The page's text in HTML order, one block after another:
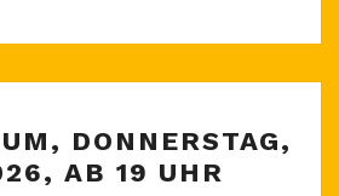
PLENUM,
DONNERSTAG,
DONNERSTAG,
AB 19 UHR